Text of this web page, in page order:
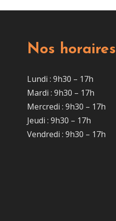
Nos horaires
Lundi : 9h30 – 17h
Mardi : 9h30 – 17h
Mercredi : 9h30 – 17h
Jeudi : 9h30 – 17h
Vendredi : 9h30 – 17h